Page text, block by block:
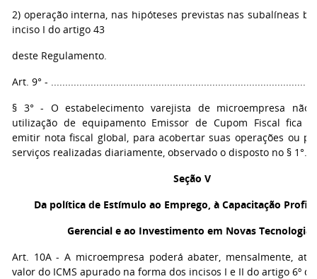
2) operação interna, nas hipóteses previstas nas subalíneas
inciso I do artigo 43
deste Regulamento.
Art. 9° -
§ 3° - O estabelecimento varejista de microempresa não
utilização de equipamento Emissor de Cupom Fiscal fica
emitir nota fiscal global, para acobertar suas operações ou
serviços realizadas diariamente, observado o disposto no § 1°.
Seção V
Da política de Estímulo ao Emprego, à Capacitação
Gerencial e ao Investimento em Novas Tecnologias
Art. 10A - A microempresa poderá abater, mensalmente,
valor do ICMS apurado na forma dos incisos I e II do artigo 6º